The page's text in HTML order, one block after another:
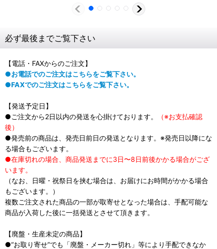
必ず最後までご覧下さい
【電話・FAXからのご注文】
●お電話でのご注文はこちらをご覧下さい。
●FAXでのご注文はこちらをご覧下さい。
【発送予定日】
●ご注文から2日以内の発送を心掛けております。
（※お支払確認
後）
●発売前の商品は、発売日前日の発送となります。※発売日以降にな
る場合もございます。
●在庫切れの場合、商品発送までに3日〜8日前後かかる場合がござ
います。
（なお、日曜・祝祭日を挟む場合は、お届けにお時間がかかる場合
もございます。）
複数ご注文された商品の一部が取寄せとなった場合は、手配可能な
商品が入荷した後に一括発送とさせて頂きます。
【廃盤・生産未定の商品】
●“お取り寄せ”でも「廃盤・メーカー切れ」等により手配できなか